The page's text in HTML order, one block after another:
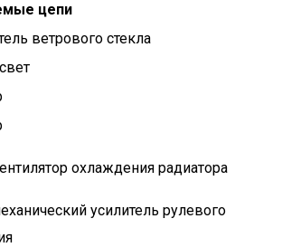
цепи
ветрового стекла
охлаждения радиатора
усилитель рулевого